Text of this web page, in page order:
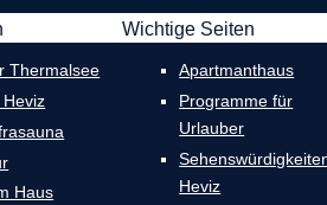
Thermalsee
Haus
Wichtige Seiten
Apartmanthaus
Programme für
Urlauber
Heviz